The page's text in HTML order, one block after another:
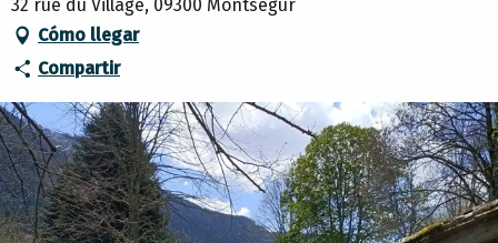
32 rue du Village, 09300 Montségur
Cómo llegar
Compartir